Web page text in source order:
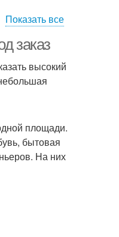
Показать все
заказ
высокий
площади.
бытовая
На них